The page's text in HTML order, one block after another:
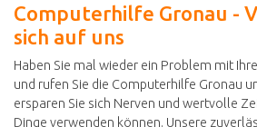
Computerhilfe Gronau -
sich auf uns
Haben Sie mal wieder ein Problem mit
und rufen Sie die Computerhilfe Gronau
ersparen Sie sich Nerven und wertvolle
Dinge verwenden können. Unsere